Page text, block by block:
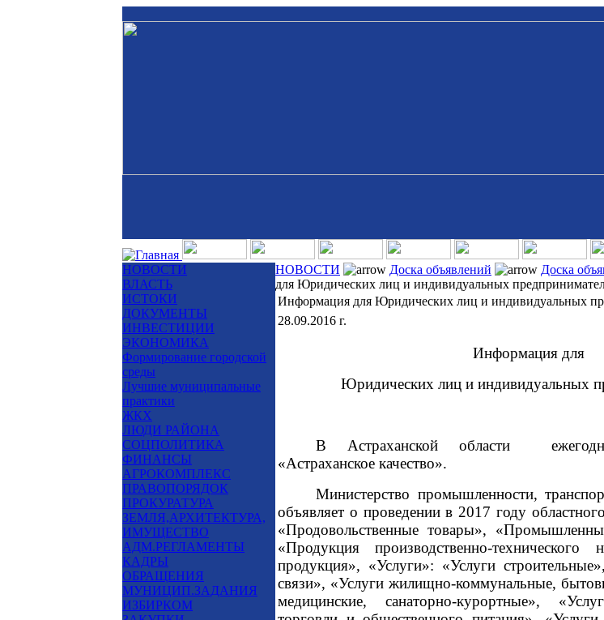
НОВОСТИ
ВЛАСТЬ
ИСТОКИ
ДОКУМЕНТЫ
ИНВЕСТИЦИИ
ЭКОНОМИКА
Формирование городской
среды
Лучшие муниципальные
практики
ЖКХ
ЛЮДИ РАЙОНА
СОЦПОЛИТИКА
ФИНАНСЫ
АГРОКОМПЛЕКС
ПРАВОПОРЯДОК
ПРОКУРАТУРА
ЗЕМЛЯ,АРХИТЕКТУРА,
ИМУЩЕСТВО
АДМ.РЕГЛАМЕНТЫ
КАДРЫ
ОБРАЩЕНИЯ
МУНИЦИП.ЗАДАНИЯ
ИЗБИРКОМ
НОВОСТИ Доска объявлений Доска
для Юридических лиц и индивидуальных
Информация для Юридических лиц и индивидуальных
28.09.2016 г.
Информация для
Юридических лиц и индивидуальных
В Астраханской области
«Астраханское качество».
Министерство промышленности,
объявляет о проведении в 2017 году
«Продовольственные товары»,
«Продукция производственно-технического
продукция», «Услуги»: «Услуги
связи», «Услуги жилищно-коммунальные,
медицинские, санаторно-курортные»,